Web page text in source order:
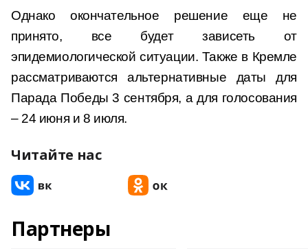
Однако окончательное решение еще не
принято, все будет зависеть от
эпидемиологической ситуации. Также в Кремле
рассматриваются альтернативные даты для
Парада Победы 3 сентября, а для голосования
– 24 июня и 8 июля.
Читайте нас
Партнеры